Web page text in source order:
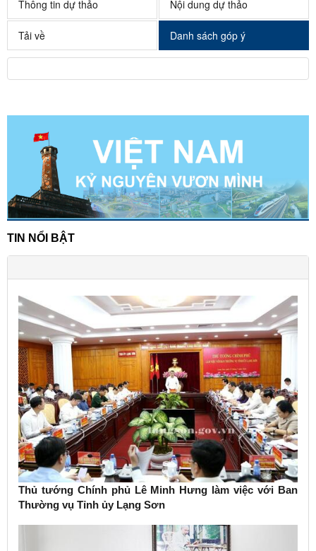
Thông tin dự thảo Nội dung dự thảo
Tải về Danh sách góp ý
TIN NỔI BẬT
Thủ tướng Chính phủ Lê Minh Hưng làm việc với Ban
Thường vụ Tỉnh ủy Lạng Sơn